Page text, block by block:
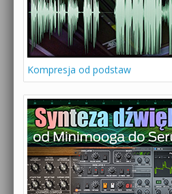
Kompresja od podstaw